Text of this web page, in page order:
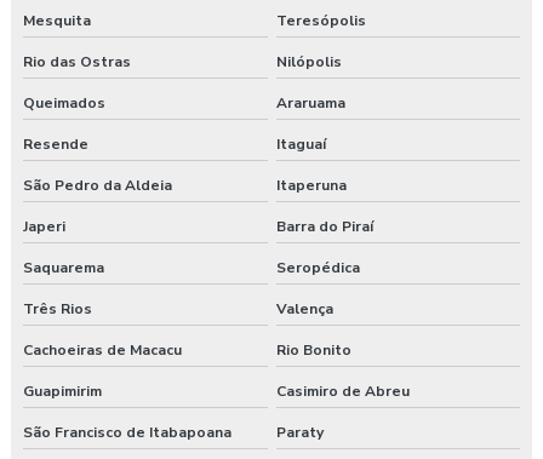
Consultoria saúde e segurança do trabalho
Consultoria segurança do trabalho curitiba
Consultoria segurança do trabalho guarapuava
Consultoria em segurança do trabalho e meio ambiente
Consultoria e segurança no trabalho
Curso esocial para segurança do trabalho
Curso de nr 17
Mesquita Teresópolis
Rio das Ostras Nilópolis
Queimados Araruama
Resende Itaguaí
São Pedro da Aldeia Itaperuna
Japeri Barra do Piraí
Saquarema Seropédica
Três Rios Valença
Cachoeiras de Macacu Rio Bonito
Guapimirim Casimiro de Abreu
São Francisco de Itabapoana Paraty